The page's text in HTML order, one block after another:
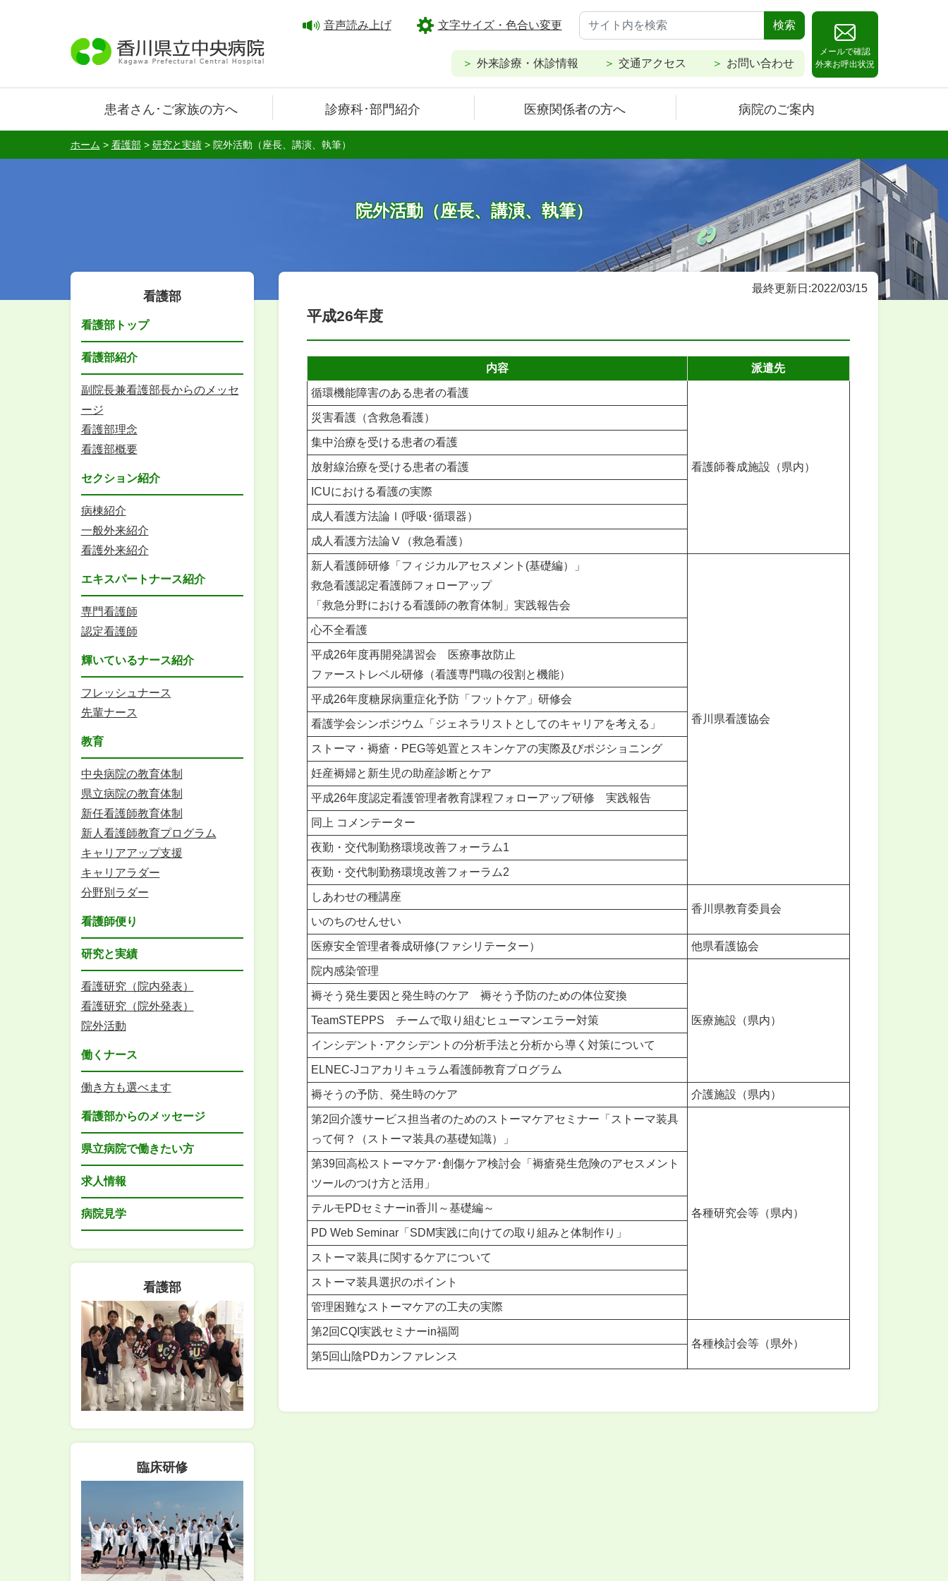
音声読み上げ 文字サイズ・色合い変更 検索
外来診療・休診情報 交通アクセス お問い合わせ
メールで確認
外来お呼出状況
患者さん･ご家族の方へ 診療科･部門紹介 医療関係者の方へ 病院のご案内
ホーム > 看護部> 研究と実績> 院外活動（座長、講演、執筆）
院外活動（座長、講演、執筆）
最終更新日:2022/03/15
平成26年度
内容 派遣先
循環機能障害のある患者の看護
看護師養成施設（県内）
災害看護（含救急看護）
集中治療を受ける患者の看護
放射線治療を受ける患者の看護
ICUにおける看護の実際
成人看護方法論Ⅰ(呼吸･循環器）
成人看護方法論Ⅴ（救急看護）
新人看護師研修「フィジカルアセスメント(基礎編）」
救急看護認定看護師フォローアップ
「救急分野における看護師の教育体制」実践報告会
香川県看護協会
心不全看護
平成26年度再開発講習会 医療事故防止
ファーストレベル研修（看護専門職の役割と機能）
平成26年度糖尿病重症化予防「フットケア」研修会
看護学会シンポジウム「ジェネラリストとしてのキャリアを考える」
ストーマ・褥瘡・PEG等処置とスキンケアの実際及びポジショニング
妊産褥婦と新生児の助産診断とケア
平成26年度認定看護管理者教育課程フォローアップ研修 実践報告
同上 コメンテーター
夜勤・交代制勤務環境改善フォーラム1
夜勤・交代制勤務環境改善フォーラム2
しあわせの種講座
香川県教育委員会
いのちのせんせい
医療安全管理者養成研修(ファシリテーター） 他県看護協会
院内感染管理
医療施設（県内）
褥そう発生要因と発生時のケア 褥そう予防のための体位変換
TeamSTEPPS チームで取り組むヒューマンエラー対策
インシデント･アクシデントの分析手法と分析から導く対策について
ELNEC-Jコアカリキュラム看護師教育プログラム
褥そうの予防、発生時のケア 介護施設（県内）
第2回介護サービス担当者のためのストーマケアセミナー「ストーマ装具
って何？（ストーマ装具の基礎知識）」
各種研究会等（県内）
第39回高松ストーマケア･創傷ケア検討会「褥瘡発生危険のアセスメント
ツールのつけ方と活用」
テルモPDセミナーin香川～基礎編～
PD Web Seminar「SDM実践に向けての取り組みと体制作り」
ストーマ装具に関するケアについて
ストーマ装具選択のポイント
管理困難なストーマケアの工夫の実際
第2回CQI実践セミナーin福岡
各種検討会等（県外）
第5回山陰PDカンファレンス
看護部
看護部トップ
看護部紹介
副院長兼看護部長からのメッセ
ージ
看護部理念
看護部概要
セクション紹介
病棟紹介
一般外来紹介
看護外来紹介
エキスパートナース紹介
専門看護師
認定看護師
輝いているナース紹介
フレッシュナース
先輩ナース
教育
中央病院の教育体制
県立病院の教育体制
新任看護師教育体制
新人看護師教育プログラム
キャリアアップ支援
キャリアラダー
分野別ラダー
看護師便り
研究と実績
看護研究（院内発表）
看護研究（院外発表）
院外活動
働くナース
働き方も選べます
看護部からのメッセージ
県立病院で働きたい方
求人情報
病院見学
看護部
臨床研修